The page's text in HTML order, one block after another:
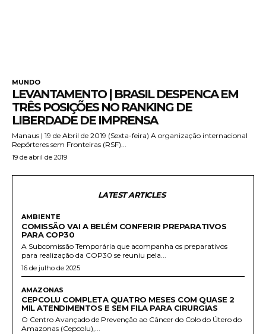
MUNDO
LEVANTAMENTO | BRASIL DESPENCA EM
TRÊS POSIÇÕES NO RANKING DE
LIBERDADE DE IMPRENSA
Manaus | 19 de Abril de 2019 (Sexta-feira) A organização internacional
Repórteres sem Fronteiras (RSF)...
19 de abril de 2019
LATEST ARTICLES
AMBIENTE
COMISSÃO VAI A BELÉM CONFERIR PREPARATIVOS
PARA COP30
A Subcomissão Temporária que acompanha os preparativos
para realização da COP30 se reuniu pela...
16 de julho de 2025
AMAZONAS
CEPCOLU COMPLETA QUATRO MESES COM QUASE 2
MIL ATENDIMENTOS E SEM FILA PARA CIRURGIAS
O Centro Avançado de Prevenção ao Câncer do Colo do Útero do
Amazonas (Cepcolu),...